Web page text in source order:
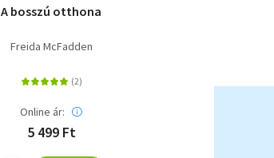
A bosszú otthona
Freida McFadden
Online ár:
5 499 Ft